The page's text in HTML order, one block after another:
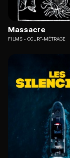
Massacre
FILMS COURT-MÉTRAGE